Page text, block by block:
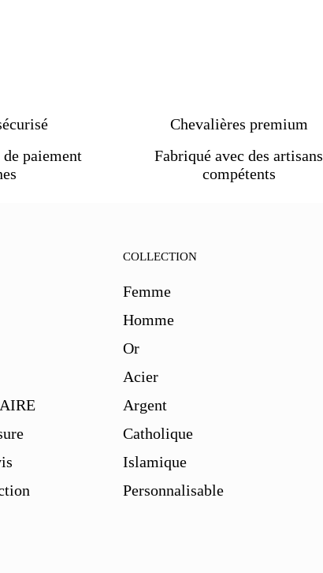
de paiement
Chevalières premium
Fabriqué avec des artisans
compétents
COLLECTION
Femme
Homme
Or
Acier
Argent
Catholique
Islamique
Personnalisable